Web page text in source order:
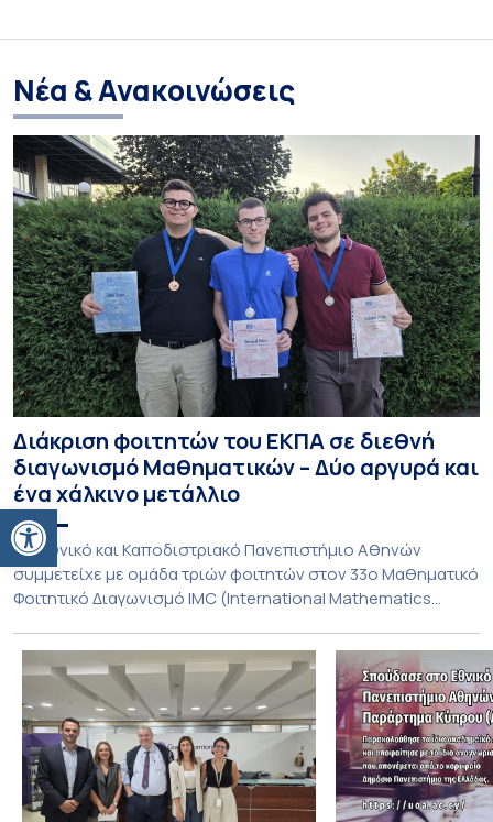
Ανοίξτε τη γραμμή εργαλείων
Νέα & Ανακοινώσεις
Διάκριση φοιτητών του ΕΚΠΑ σε διεθνή
διαγωνισμό Μαθηματικών – Δύο αργυρά και
ένα χάλκινο μετάλλιο
To Εθνικό και Καποδιστριακό Πανεπιστήμιο Αθηνών
συμμετείχε με ομάδα τριών φοιτητών στον 33ο Μαθηματικό
Φοιτητικό Διαγωνισμό IMC (International Mathematics
Ιουλίου στο Blagoevgrad της Βουλγαρίας. Σε αυτόν
συμμετείχαν 447 φοιτητές εκπροσωπώντας 135
πανεπιστήμια από 46 χώρες. Από την Ελλάδα, συμμετείχαν
επίσης το Εθνικό Μετσόβιο Πολυτεχνείο, το Αριστοτέλειο
Πανεπιστήμιο […]